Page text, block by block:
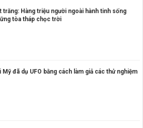
trăng: Hàng triệu người ngoài hành tinh sống
tòa tháp chọc trời
Mỹ đã dụ UFO bằng cách làm giả các thử nghiệm